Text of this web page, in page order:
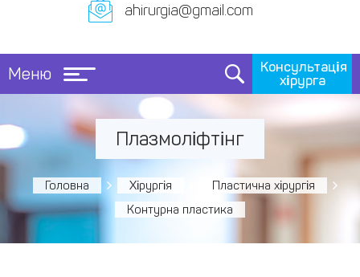
ahirurgia@gmail.com
Меню
Консультація
хірурга
Плазмоліфтінг
Головна Хірургія
Пластична хірургія
Контурна пластика